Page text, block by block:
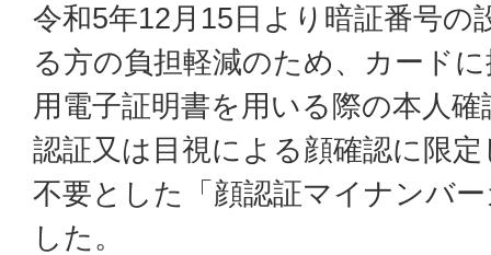
令和5年12月15日より暗証番号の
る方の負担軽減のため、カード
用電子証明書を用いる際の本人
認証又は目視による顔確認に限
不要とした「顔認証マイナンバ
した。